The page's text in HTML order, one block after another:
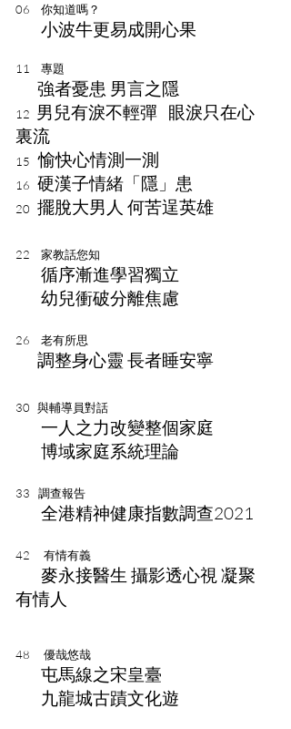
06 你知道嗎？
小波牛更易成開心果
11 專題
強者憂患 男言之隱
12 男兒有淚不輕彈 眼淚只在心
裏流
15愉快心情測一測
16 硬漢子情緒「隱」患
20 擺脫大男人 何苦逞英雄
22 家教話您知
循序漸進學習獨立
幼兒衝破分離焦慮
26 老有所思
調整身心靈 長者睡安寧
30 與輔導員對話
一人之力改變整個家庭
博域家庭系統理論
33 調查報告
全港精神健康指數調查2021
42 有情有義
麥永接醫生 攝影透心視 凝聚
有情人
48 優哉悠哉
屯馬線之宋皇臺
九龍城古蹟文化遊